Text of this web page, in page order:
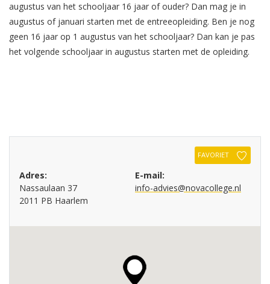
augustus van het schooljaar 16 jaar of ouder? Dan mag je in
augustus of januari starten met de entreeopleiding. Ben je nog
geen 16 jaar op 1 augustus van het schooljaar? Dan kan je pas
het volgende schooljaar in augustus starten met de opleiding.
FAVORIET
Adres:
Nassaulaan 37
2011 PB Haarlem
E-mail:
info-advies@novacollege.nl